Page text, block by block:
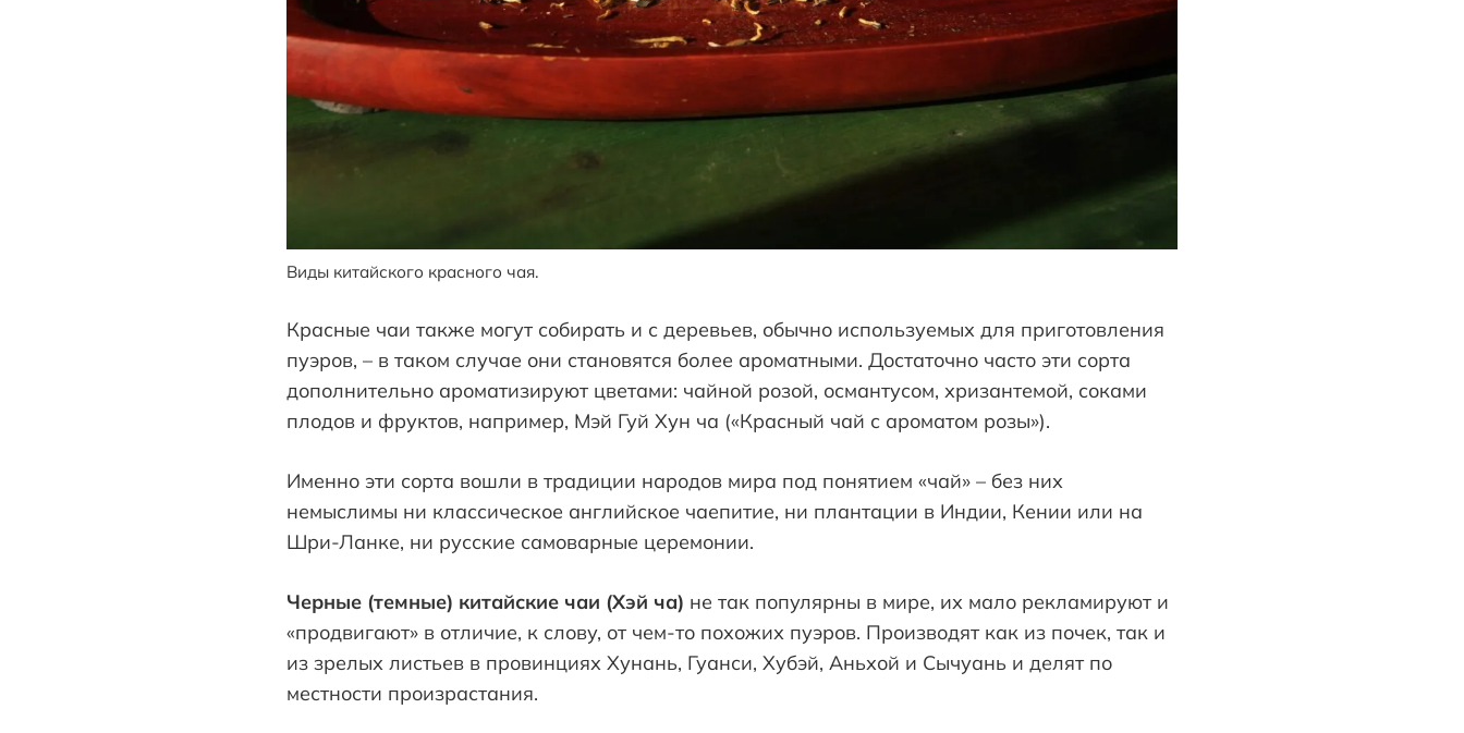
Виды китайского красного чая.
Красные чаи также могут собирать и с деревьев, обычно используемых для приготовления
пуэров, – в таком случае они становятся более ароматными. Достаточно часто эти сорта
дополнительно ароматизируют цветами: чайной розой, османтусом, хризантемой, соками
плодов и фруктов, например, Мэй Гуй Хун ча («Красный чай с ароматом розы»).
Именно эти сорта вошли в традиции народов мира под понятием «чай» – без них
немыслимы ни классическое английское чаепитие, ни плантации в Индии, Кении или на
Шри-Ланке, ни русские самоварные церемонии.
Черные (темные) китайские чаи (Хэй ча) не так популярны в мире, их мало рекламируют и
«продвигают» в отличие, к слову, от чем-то похожих пуэров. Производят как из почек, так и
из зрелых листьев в провинциях Хунань, Гуанси, Хубэй, Аньхой и Сычуань и делят по
местности произрастания.